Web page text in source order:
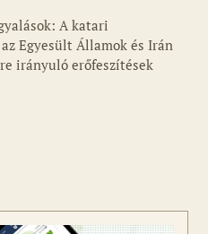
A katari
Egyesült Államok és Irán
irányuló erőfeszítések